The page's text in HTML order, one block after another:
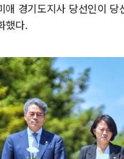
애 경기도지사 당선인이
했다.